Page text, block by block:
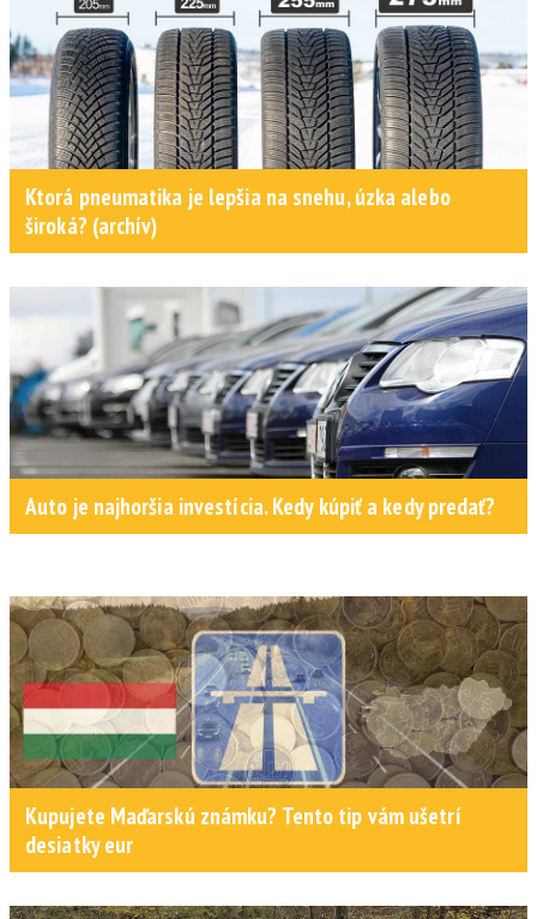
Ktorá pneumatika je lepšia na snehu, úzka alebo
široká? (archív)
Auto je najhoršia investícia. Kedy kúpiť a kedy predať?
Kupujete Maďarskú známku? Tento tip vám ušetrí
desiatky eur